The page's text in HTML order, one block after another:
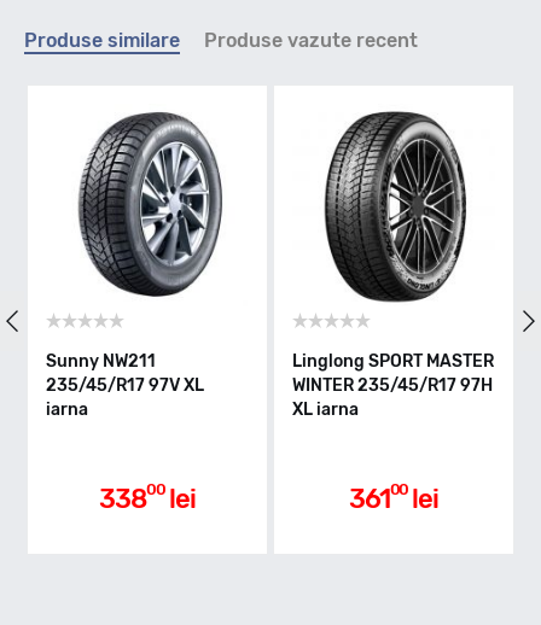
Indice viteza
Indice greutate
C
Aderenta pe carosabil ud
Produse similare Produse vazute recent
Sunny NW211
235/45/R17 97V XL
iarna
33800 lei
Linglong SPORT MASTER
WINTER 235/45/R17 97H
XL iarna
36100 lei